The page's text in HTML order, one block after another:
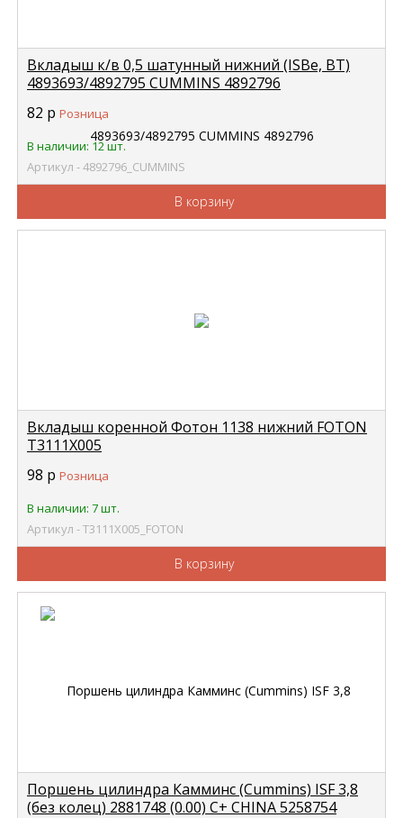
Вкладыш к/в 0,5 шатунный нижний (ISBe, ВТ)
4893693/4892795 CUMMINS 4892796
82 р Розница
В наличии: 12 шт.
Артикул - 4892796_CUMMINS
В корзину
Вкладыш коренной Фотон 1138 нижний FOTON
Т3111Х005
98 р Розница
В наличии: 7 шт.
Артикул - Т3111Х005_FOTON
В корзину
Поршень цилиндра Камминс (Cummins) ISF 3,8
(без колец) 2881748 (0.00) C+ CHINA 5258754